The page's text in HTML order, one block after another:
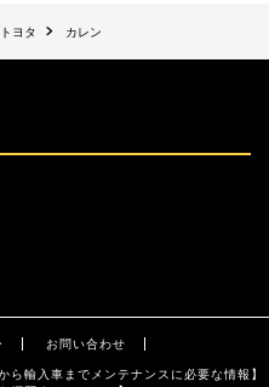
トヨタ カレン
お問い合わせ
輸入車までメンテナンスに必要な情報】